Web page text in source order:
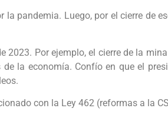
pandemia. Luego, por el cierre de
Por ejemplo, el cierre de la
la economía. Confío en que el
con la Ley 462 (reformas a la